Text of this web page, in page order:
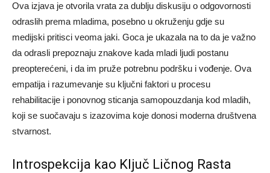
Ova izjava je otvorila vrata za dublju diskusiju o odgovornosti
odraslih prema mladima, posebno u okruženju gdje su
medijski pritisci veoma jaki. Goca je ukazala na to da je važno
da odrasli prepoznaju znakove kada mladi ljudi postanu
preopterećeni, i da im pruže potrebnu podršku i vođenje. Ova
empatija i razumevanje su ključni faktori u procesu
rehabilitacije i ponovnog sticanja samopouzdanja kod mladih,
koji se suočavaju s izazovima koje donosi moderna društvena
stvarnost.
Introspekcija kao Ključ Ličnog Rasta